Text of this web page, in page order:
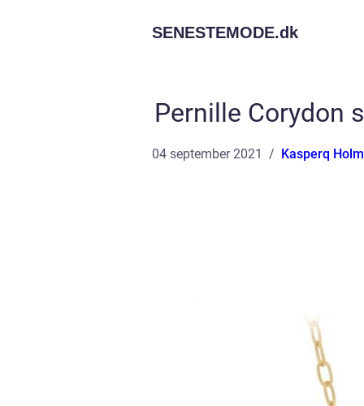
SENESTEMODE.dk
Pernille Corydon
04 september 2021 Kasperq Holm